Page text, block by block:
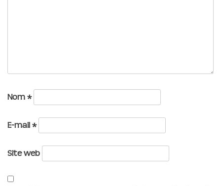
Nom *
E-mail *
Site web